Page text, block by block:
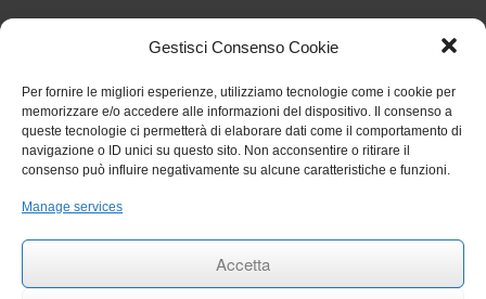
Gestisci Consenso Cookie
Per fornire le migliori esperienze, utilizziamo tecnologie come i cookie per
memorizzare e/o accedere alle informazioni del dispositivo. Il consenso a
queste tecnologie ci permetterà di elaborare dati come il comportamento di
navigazione o ID unici su questo sito. Non acconsentire o ritirare il
consenso può influire negativamente su alcune caratteristiche e funzioni.
Manage services
Accetta
Articoli Recenti
Nuove regole sul TFR dal 1° luglio 2026: cosa cambia
per gli studi odontoiatrici 27 Luglio 2026
Chiarimenti sull’obbligo formativo ECM relativo al
triennio 2023 2025 27 Luglio 2026
Circolare 006 aggiornamenti RENTRI
Rinvio termini per obbligo stipula polizza per eventi
27 Settembre 2024